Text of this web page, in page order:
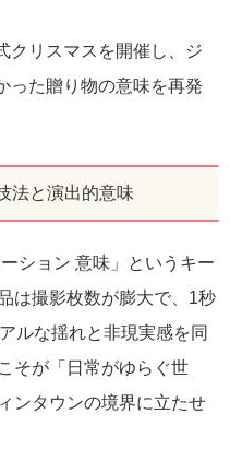
クリスマスを開催し、ジ
った贈り物の意味を再発
法と演出的意味
ション 意味」というキー
は撮影枚数が膨大で、1秒
ルな揺れと非現実感を同
そが「日常がゆらぐ世
ンタウンの境界に立たせ